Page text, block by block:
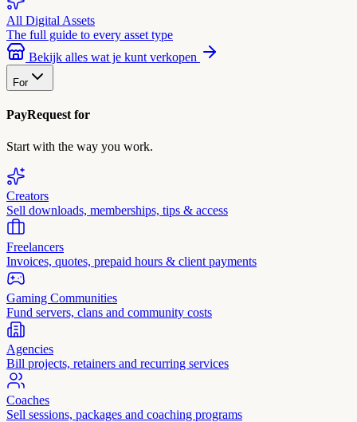
All Digital Assets
The full guide to every asset type
Bekijk alles wat je kunt verkopen
For
PayRequest for
Start with the way you work.
Creators
Sell downloads, memberships, tips & access
Freelancers
Invoices, quotes, prepaid hours & client payments
Gaming Communities
Fund servers, clans and community costs
Agencies
Bill projects, retainers and recurring services
Coaches
Sell sessions, packages and coaching programs